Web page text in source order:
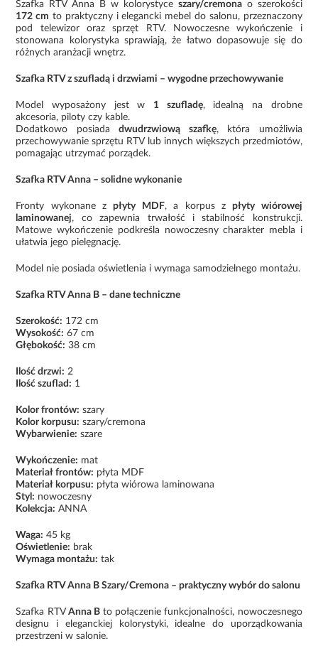
Szafka RTV Anna B w kolorystyce szary/cremonao szerokości
172 cm to praktyczny i elegancki mebel do salonu, przeznaczony
pod telewizor oraz sprzęt RTV. Nowoczesne wykończenie i
stonowana kolorystyka sprawiają, że łatwo dopasowuje się do
różnych aranżacji wnętrz.
Szafka RTV z szufladą i drzwiami – wygodne przechowywanie
Model wyposażony jest w 1 szufladę, idealną na drobne
akcesoria, piloty czy kable.
Dodatkowo posiadadwudrzwiową szafkę, która umożliwia
przechowywanie sprzętu RTV lub innych większych przedmiotów,
pomagając utrzymać porządek.
Szafka RTV Anna – solidne wykonanie
Fronty wykonane zpłyty MDF, a korpus zpłyty wiórowej
laminowanej, co zapewnia trwałość i stabilność konstrukcji.
Matowe wykończenie podkreśla nowoczesny charakter mebla i
ułatwia jego pielęgnację.
Model nie posiada oświetlenia i wymaga samodzielnego montażu.
Szafka RTV Anna B – dane techniczne
Szerokość: 172 cm
Wysokość: 67 cm
Głębokość: 38 cm
Ilość drzwi: 2
Ilość szuflad: 1
Kolor frontów: szary
Kolor korpusu: szary/cremona
Wybarwienie: szare
Wykończenie: mat
Materiał frontów: płyta MDF
Materiał korpusu: płyta wiórowa laminowana
Styl: nowoczesny
Kolekcja: ANNA
Waga: 45 kg
Oświetlenie: brak
Wymaga montażu: tak
Szafka RTV Anna B Szary/Cremona – praktyczny wybór do salonu
Szafka RTVAnna Bto połączenie funkcjonalności, nowoczesnego
designu i eleganckiej kolorystyki, idealne do uporządkowania
przestrzeni w salonie.